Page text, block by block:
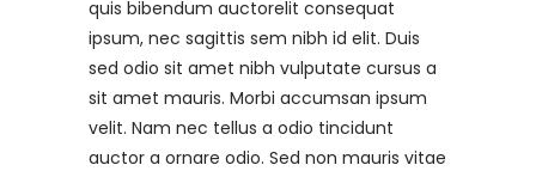
quis bibendum auctorelit consequat
ipsum, nec sagittis sem nibh id elit. Duis
sed odio sit amet nibh vulputate cursus a
sit amet mauris. Morbi accumsan ipsum
velit. Nam nec tellus a odio tincidunt
auctor a ornare odio. Sed non mauris vitae